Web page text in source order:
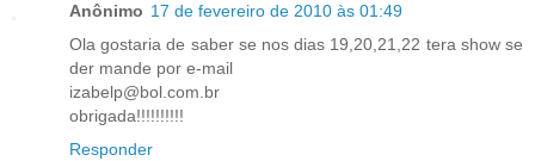
Anônimo 17 de fevereiro de 2010 às 01:49
Ola gostaria de saber se nos dias 19,20,21,22 tera show se
der mande por e-mail
izabelp@bol.com.br
obrigada!!!!!!!!!!
Responder